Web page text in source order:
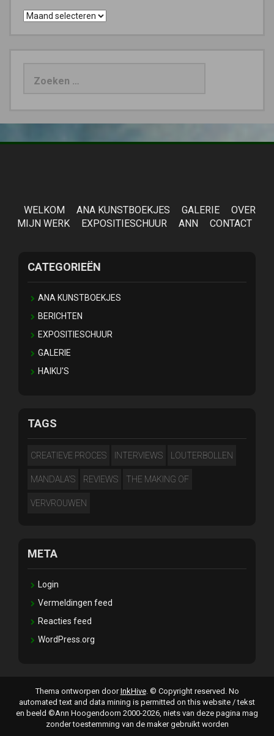
Archieven
WELKOM ANA KUNSTBOEKJES GALERIE
OVER
MIJN WERK
EXPOSITIESCHUUR ANN CONTACT
CATEGORIEËN
ANA KUNSTBOEKJES
BERICHTEN
EXPOSITIESCHUUR
GALERIE
HAIKU'S
TAGS
CREATIEVE PROCES INTERVIEWS LOUTERBOLLEN
MANDALA'S REVIEWS THE MAKING OF
VERVROUWEN
META
Login
Vermeldingen feed
Reacties feed
WordPress.org
Thema ontworpen doorInkHive. © Copyright reserved. No
automated text and data mining is permitted on this website / tekst
en beeld ©Ann Hoogendoorn 2000-2026, niets van deze pagina mag
zonder toestemming van de maker gebruikt worden